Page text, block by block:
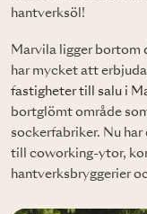
hantverksöl!
Marvila ligger bortom
har mycket att
fastigheter till salu i
bortglömt område
sockerfabriker. Nu
till coworking-ytor,
hantverksbryggerier